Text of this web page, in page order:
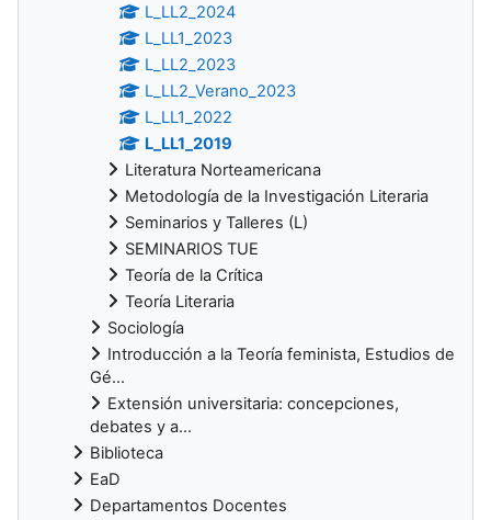
L_LL2_2024
L_LL1_2023
L_LL2_2023
L_LL2_Verano_2023
L_LL1_2022
L_LL1_2019
Literatura Norteamericana
Metodología de la Investigación Literaria
Seminarios y Talleres (L)
SEMINARIOS TUE
Teoría de la Crítica
Teoría Literaria
Sociología
Introducción a la Teoría feminista, Estudios de
Gé...
Extensión universitaria: concepciones,
debates y a...
Biblioteca
EaD
Departamentos Docentes